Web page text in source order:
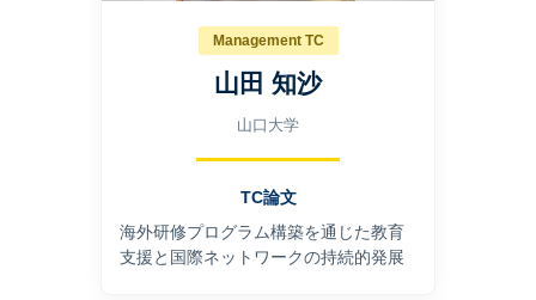
Management TC
山田 知沙
山口大学
TC論文
海外研修プログラム構築を通じた教育
⽀援と国際ネットワークの持続的発展